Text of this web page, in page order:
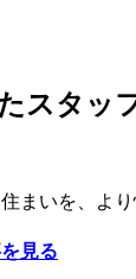
スタッ
まいを、よ
見る